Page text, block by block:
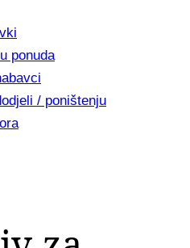
ponuda
/ poništenju